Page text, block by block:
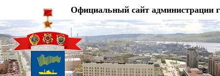
Официальный сайт администрации